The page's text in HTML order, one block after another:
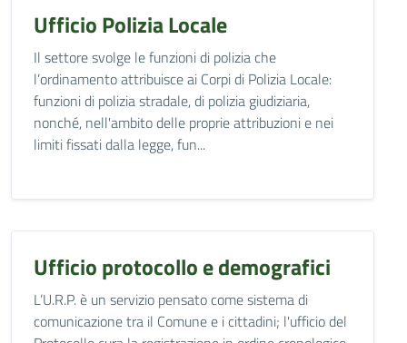
Ufficio Polizia Locale
Il settore svolge le funzioni di polizia che
l’ordinamento attribuisce ai Corpi di Polizia Locale:
funzioni di polizia stradale, di polizia giudiziaria,
nonché, nell'ambito delle proprie attribuzioni e nei
limiti fissati dalla legge, fun...
Ufficio protocollo e demografici
L’U.R.P. è un servizio pensato come sistema di
comunicazione tra il Comune e i cittadini; l'ufficio del